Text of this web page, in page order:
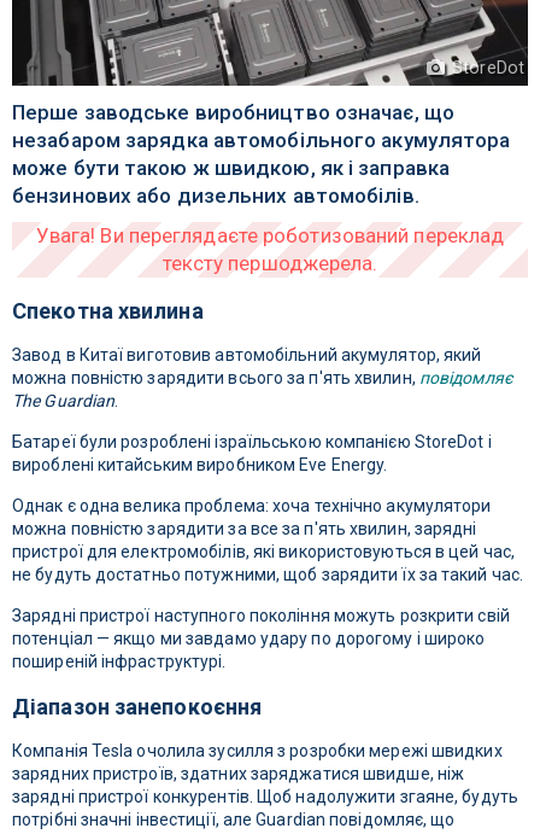
StoreDot
Перше заводське виробництво означає, що
незабаром зарядка автомобільного акумулятора
може бути такою ж швидкою, як і заправка
бензинових або дизельних автомобілів.
Спекотна хвилина
Завод в Китаї виготовив автомобільний акумулятор, який
можна повністю зарядити всього за п'ять хвилин, повідомляє
The Guardian.
Батареї були розроблені ізраїльською компанією StoreDot і
вироблені китайським виробником Eve Energy.
Однак є одна велика проблема: хоча технічно акумулятори
можна повністю зарядити за все за п'ять хвилин, зарядні
пристрої для електромобілів, які використовуються в цей час,
не будуть достатньо потужними, щоб зарядити їх за такий час.
Зарядні пристрої наступного покоління можуть розкрити свій
потенціал — якщо ми завдамо удару по дорогому і широко
поширеній інфраструктурі.
Діапазон занепокоєння
Компанія Tesla очолила зусилля з розробки мережі швидких
зарядних пристроїв, здатних заряджатися швидше, ніж
зарядні пристрої конкурентів. Щоб надолужити згаяне, будуть
потрібні значні інвестиції, але Guardian повідомляє, що